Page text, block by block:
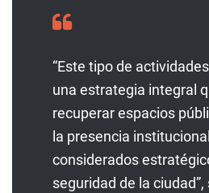
“Este tipo de
una estrategia integral
recuperar espacios
la presencia
considerados
seguridad de la